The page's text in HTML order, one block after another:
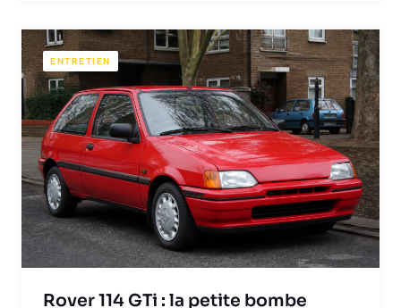
ENTRETIEN
Rover 114 GTi : la petite bombe